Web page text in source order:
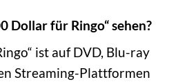
Dollar für Ringo“ sehen?
ist auf DVD, Blu-ray
Streaming-Plattformen